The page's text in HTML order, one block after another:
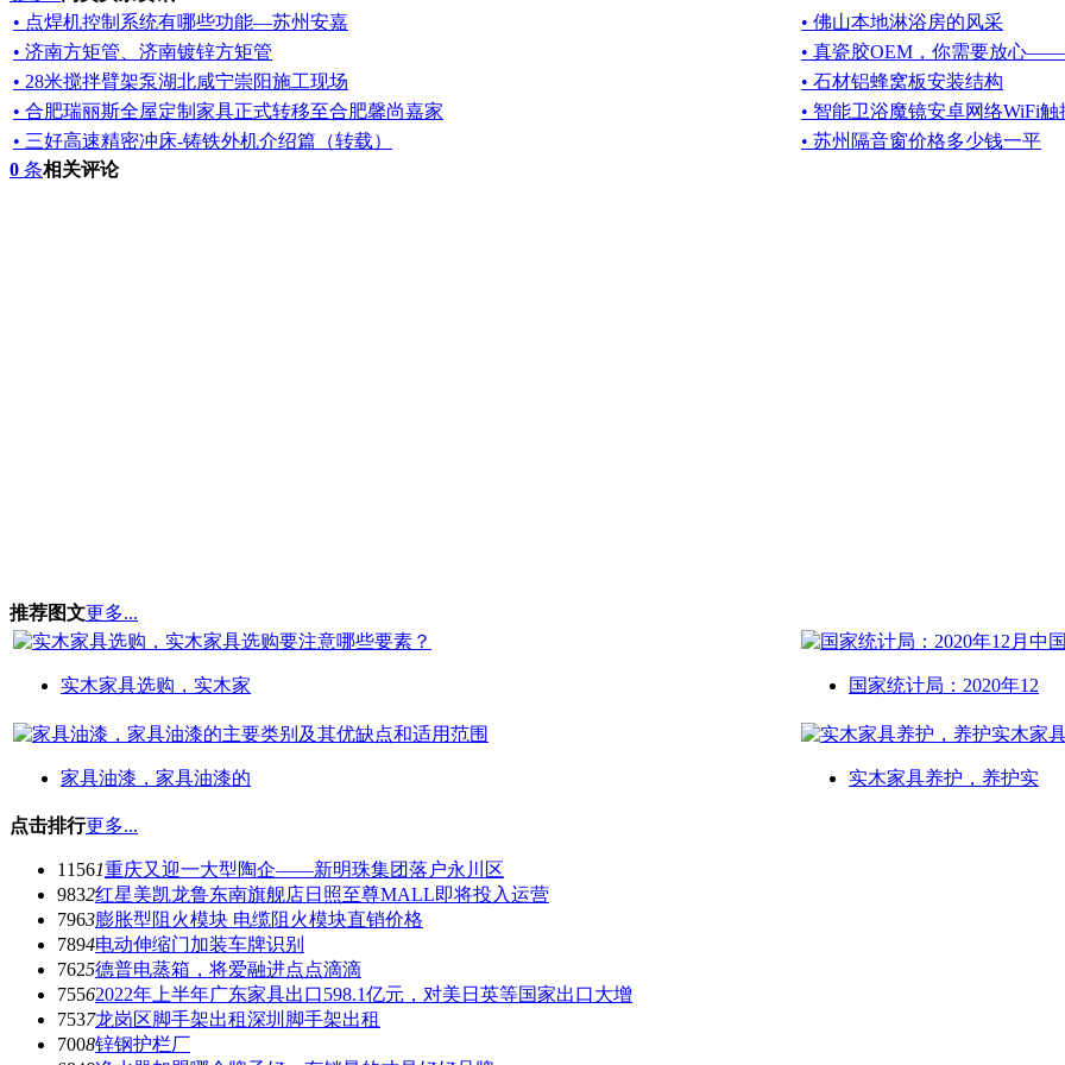
• 点焊机控制系统有哪些功能—苏州安嘉
• 佛山本地淋浴房的风采
• 济南方矩管、济南镀锌方矩管
• 真瓷胶OEM，你需要放心
• 28米搅拌臂架泵湖北咸宁崇阳施工现场
• 石材铝蜂窝板安装结构
• 合肥瑞丽斯全屋定制家具正式转移至合肥馨尚嘉家
• 智能卫浴魔镜安卓网络WiFi
• 三好高速精密冲床-铸铁外机介绍篇（转载）
• 苏州隔音窗价格多少钱一平
0 条相关评论
推荐图文更多...
实木家具选购，实木家 国家统计局：2020年12
家具油漆，家具油漆的 实木家具养护，养护实
点击排行更多...
11561重庆又迎一大型陶企——新明珠集团落户永川区
9832红星美凯龙鲁东南旗舰店日照至尊MALL即将投入运营
7963膨胀型阻火模块 电缆阻火模块直销价格
7894电动伸缩门加装车牌识别
7625德普电蒸箱，将爱融进点点滴滴
75562022年上半年广东家具出口598.1亿元，对美日英等国家出口大增
7537龙岗区脚手架出租深圳脚手架出租
7008锌钢护栏厂